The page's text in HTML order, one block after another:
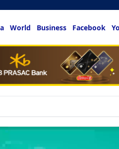
World Business Facebook
ង